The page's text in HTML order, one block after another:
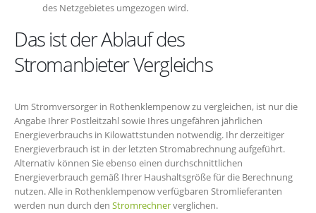
des Netzgebietes umgezogen wird.
Das ist der Ablauf des
Stromanbieter Vergleichs
Um Stromversorger in Rothenklempenow zu vergleichen, ist nur die
Angabe Ihrer Postleitzahl sowie Ihres ungefähren jährlichen
Energieverbrauchs in Kilowattstunden notwendig. Ihr derzeitiger
Energieverbrauch ist in der letzten Stromabrechnung aufgeführt.
Alternativ können Sie ebenso einen durchschnittlichen
Energieverbrauch gemäß Ihrer Haushaltsgröße für die Berechnung
nutzen. Alle in Rothenklempenow verfügbaren Stromlieferanten
werden nun durch den Stromrechnerverglichen.